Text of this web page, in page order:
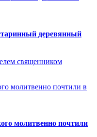
деревянный
священником
молитвенно почтили